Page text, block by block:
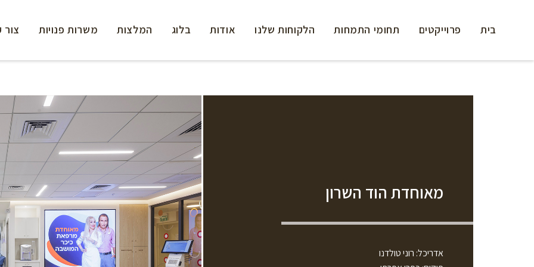
בית פרוייקטים תחומי התמחות הלקוחות שלנו אודות בלוג המלצות משרות פנויות
מאוחדת הוד השרון
אדריכל: רוני טולדנו